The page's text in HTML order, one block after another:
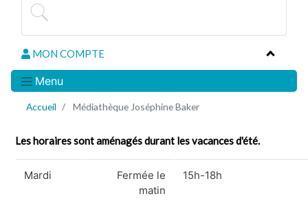
MON COMPTE
Menu
Accueil Médiathèque Joséphine Baker
Les horaires sont aménagés durant les vacances d'été.
Mardi
Fermée le
matin
15h-18h